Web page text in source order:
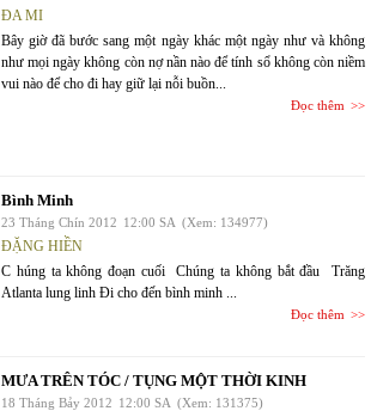
ĐA MI
Bây giờ đã bước sang một ngày khác một ngày như và không
như mọi ngày không còn nợ nần nào để tính sổ không còn niềm
vui nào để cho đi hay giữ lại nỗi buồn...
Đọc thêm
Bình Minh
23 Tháng Chín 2012 12:00 SA (Xem: 134977)
ĐẶNG HIỀN
C húng ta không đoạn cuối Chúng ta không bắt đầu Trăng
Atlanta lung linh Đi cho đến bình minh ...
Đọc thêm
MƯA TRÊN TÓC / TỤNG MỘT THỜI KINH
18 Tháng Bảy 2012 12:00 SA (Xem: 131375)